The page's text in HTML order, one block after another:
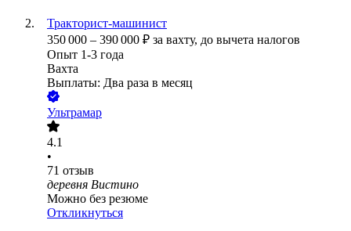
Тракторист-машинист
350 000 – 390 000 ₽ за вахту, до вычета налогов
Опыт 1-3 года
Вахта
Выплаты: Два раза в месяц
Ультрамар
4.1
•
71 отзыв
деревня Вистино
Можно без резюме
Откликнуться